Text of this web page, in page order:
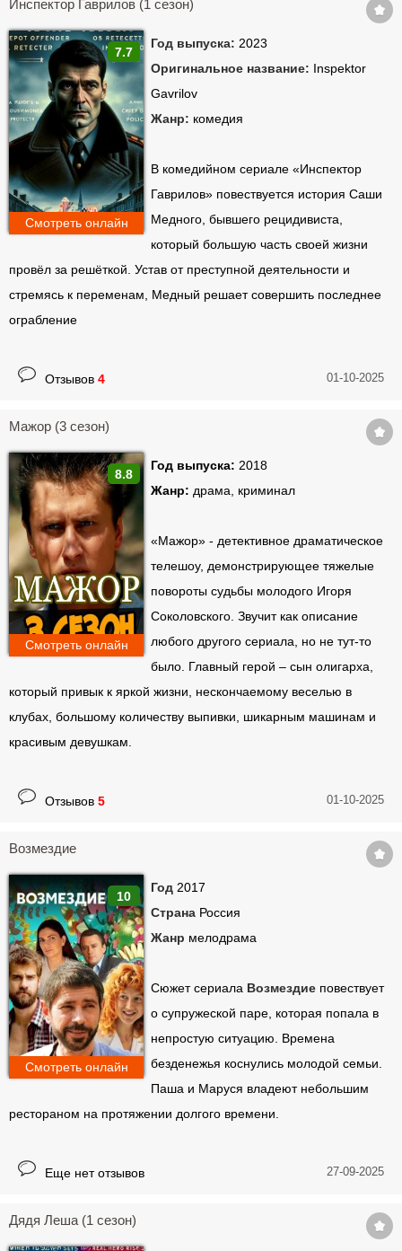
Инспектор Гаврилов (1 сезон)
7.7
Год выпуска: 2023
Оригинальное название: Inspektor
Gavrilov
Жанр: комедия
В комедийном сериале «Инспектор
Гаврилов» повествуется история Саши
Медного, бывшего рецидивиста,
который большую часть своей жизни
провёл за решёткой. Устав от преступной деятельности и
стремясь к переменам, Медный решает совершить последнее
ограбление
Смотреть онлайн
Отзывов 4 01-10-2025
Мажор (3 сезон)
8.8
Год выпуска: 2018
Жанр: драма, криминал
«Мажор» - детективное драматическое
телешоу, демонстрирующее тяжелые
повороты судьбы молодого Игоря
Соколовского. Звучит как описание
любого другого сериала, но не тут-то
было. Главный герой – сын олигарха,
который привык к яркой жизни, нескончаемому веселью в
клубах, большому количеству выпивки, шикарным машинам и
красивым девушкам.
Смотреть онлайн
Отзывов 5 01-10-2025
Возмездие
10
Год 2017
Страна Россия
Жанр мелодрама
Сюжет сериала Возмездие повествует
о супружеской паре, которая попала в
непростую ситуацию. Времена
безденежья коснулись молодой семьи.
Паша и Маруся владеют небольшим
рестораном на протяжении долгого времени.
Смотреть онлайн
Еще нет отзывов 27-09-2025
Дядя Леша (1 сезон)